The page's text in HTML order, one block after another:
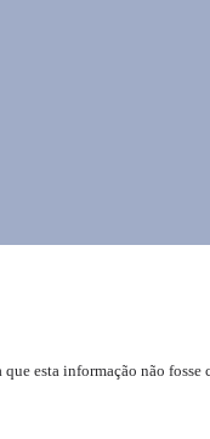
esta informação não